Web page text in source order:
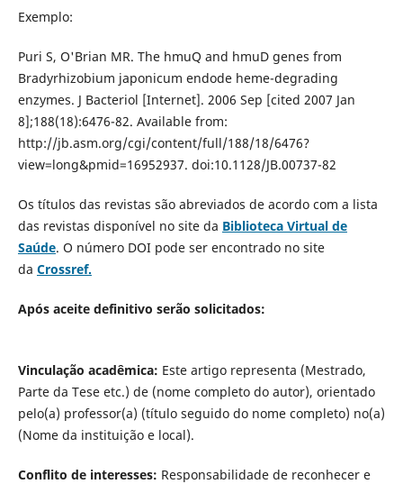
Exemplo:
Puri S, O'Brian MR. The hmuQ and hmuD genes from
Bradyrhizobium japonicum endode heme-degrading
enzymes. J Bacteriol [Internet]. 2006 Sep [cited 2007 Jan
8];188(18):6476-82. Available from:
http://jb.asm.org/cgi/content/full/188/18/6476?
view=long&pmid=16952937. doi:10.1128/JB.00737-82
Os títulos das revistas são abreviados de acordo com a lista
das revistas disponível no site da Biblioteca Virtual de
Saúde. O número DOI pode ser encontrado no site
da Crossref.
Após aceite definitivo serão solicitados:
Vinculação acadêmica: Este artigo representa (Mestrado,
Parte da Tese etc.) de (nome completo do autor), orientado
pelo(a) professor(a) (tí­tulo seguido do nome completo) no(a)
(Nome da instituição e local).
Conflito de interesses: Responsabilidade de reconhecer e